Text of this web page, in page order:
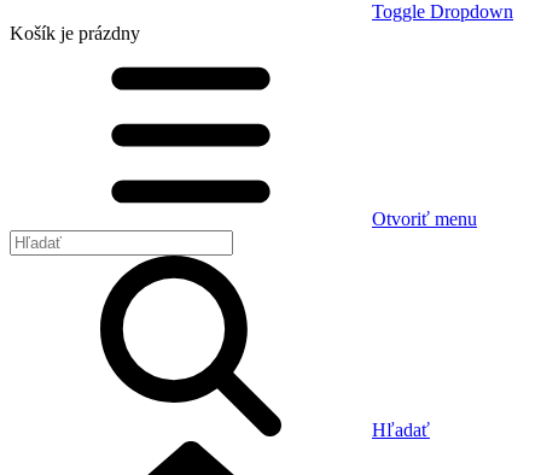
Toggle Dropdown
Košík je prázdny
Otvoriť menu
Hľadať